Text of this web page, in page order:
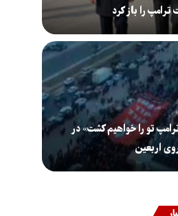
را باز کرد
تو را خواهیم کشت» در
اربعین